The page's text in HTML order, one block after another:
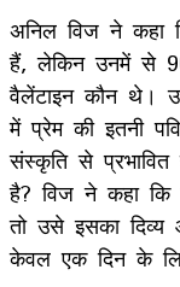
अनिल विज ने
हैं, लेकिन उनमें से
वैलेंटाइन कौन थे।
में प्रेम की इतनी
संस्कृति से
है? विज ने कहा कि
तो उसे इसका
केवल एक दिन के